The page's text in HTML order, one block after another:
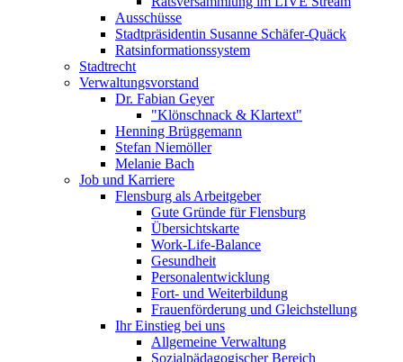
Ausschüsse
Stadtpräsidentin Susanne Schäfer-Quäck
Ratsinformationssystem
Stadtrecht
Verwaltungsvorstand
Dr. Fabian Geyer
"Klönschnack & Klartext"
Henning Brüggemann
Stefan Niemöller
Melanie Bach
Job und Karriere
Flensburg als Arbeitgeber
Gute Gründe für Flensburg
Übersichtskarte
Work-Life-Balance
Gesundheit
Personalentwicklung
Fort- und Weiterbildung
Frauenförderung und Gleichstellung
Ihr Einstieg bei uns
Allgemeine Verwaltung
Sozialpädagogischer Bereich